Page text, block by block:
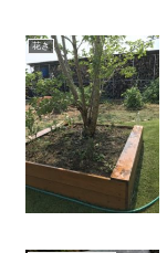
花き